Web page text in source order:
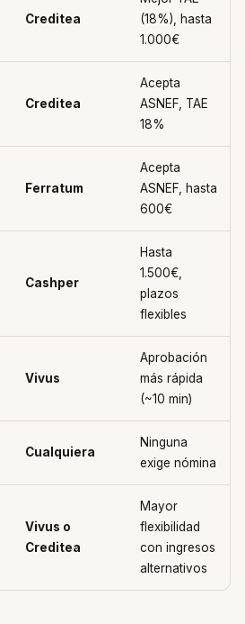
Creditea
(18%), hasta
1.000€
Creditea
Acepta
ASNEF, TAE
18%
Ferratum
Acepta
ASNEF, hasta
600€
Cashper
Hasta
1.500€,
plazos
flexibles
Vivus
Aprobación
más rápida
(~10 min)
Cualquiera
Ninguna
exige nómina
Vivus o
Creditea
Mayor
flexibilidad
con ingresos
alternativos